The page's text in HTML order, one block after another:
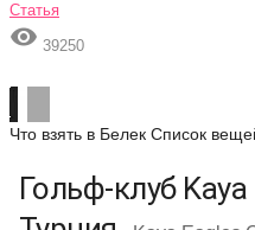
Статья
 39250
Что взять в Белек Список
Гольф-клуб